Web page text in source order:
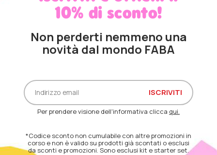
10% di sconto!
Non perderti nemmeno una
novità dal mondo FABA
Per prendere visione dell'informativa clicca qui.
*Codice sconto non cumulabile con altre promozioni in
corso e non è valido su prodotti già scontati o esclusi
da sconti e promozioni. Sono esclusi kit e starter set.